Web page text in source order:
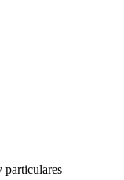
particulares